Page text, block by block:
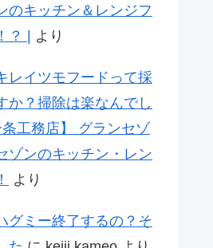
のキッチン＆レンジフ
？ | より
レイツモフードって採
か？掃除は楽なんでし
条工務店】 グランセゾ
ゾンのキッチン・レン
より
グミー終了するの？そ